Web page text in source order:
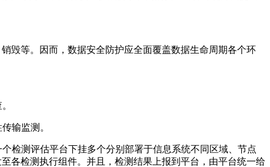
毁等。因而，数据安全防护应全面覆盖数据生命周期各个环
输监测。
检测评估平台下挂多个分别部署于信息系统不同区域、节点
各检测执行组件。并且，检测结果上报到平台，由平台统一给